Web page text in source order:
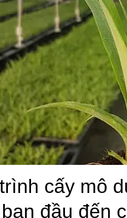
cấy mô
đầu đến